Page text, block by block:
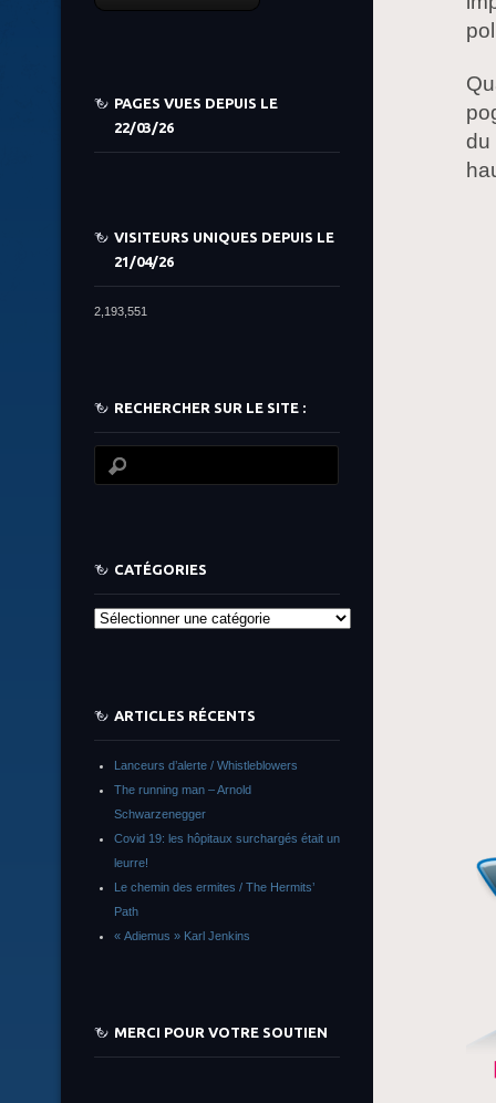
du
PAGES VUES DEPUIS LE
22/03/26
VISITEURS UNIQUES DEPUIS LE
21/04/26
2,193,551
RECHERCHER SUR LE SITE :
CATÉGORIES
Catégories
ARTICLES RÉCENTS
Lanceurs d’alerte / Whistleblowers
The running man – Arnold
Schwarzenegger
Covid 19: les hôpitaux surchargés était un
leurre!
Le chemin des ermites / The Hermits’
Path
« Adiemus » Karl Jenkins
MERCI POUR VOTRE SOUTIEN